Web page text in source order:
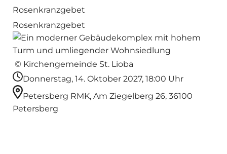
Rosenkranzgebet
Rosenkranzgebet
© Kirchengemeinde St. Lioba
Donnerstag, 14. Oktober 2027, 18:00 Uhr
Petersberg RMK, Am Ziegelberg 26, 36100
Petersberg